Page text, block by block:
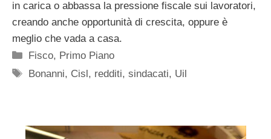
in carica o abbassa la pressione fiscale sui lavoratori,
creando anche opportunità di crescita, oppure è
meglio che vada a casa.
Categorie
Fisco, Primo Piano
Tag
Bonanni, Cisl, redditi,sindacati, Uil